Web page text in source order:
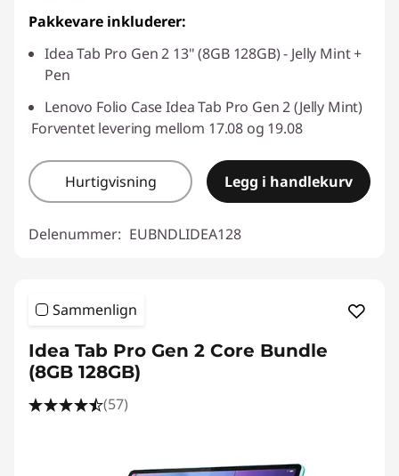
Pakkevare inkluderer:
Idea Tab Pro Gen 2 13" (8GB 128GB) - Jelly Mint +
Pen
Lenovo Folio Case Idea Tab Pro Gen 2 (Jelly Mint)
Forventet levering mellom 17.08 og 19.08
Hurtigvisning Legg i handlekurv
Delenummer: EUBNDLIDEA128
Sammenlign
Idea Tab Pro Gen 2 Core Bundle
(8GB 128GB)
(57)